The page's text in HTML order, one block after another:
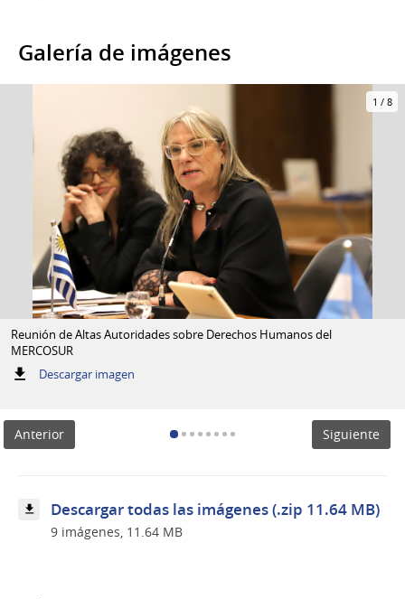
Galería de imágenes
1 / 8
Reunión de Altas Autoridades sobre Derechos Humanos del
MERCOSUR
Descargar imagen:
Autoridades
del
MERCOSUR
Anterior Siguiente
Descargar todas las imágenes (.zip 11.64 MB)
9 imágenes, 11.64 MB